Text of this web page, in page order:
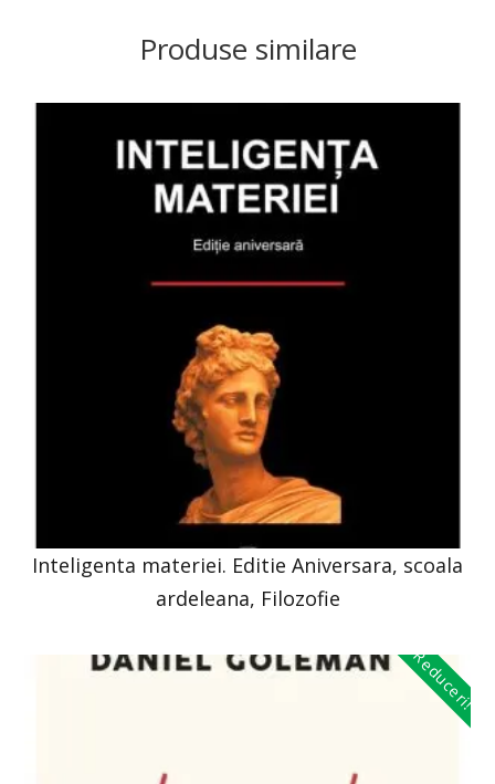
Produse similare
Inteligenta materiei. Editie Aniversara, scoala
ardeleana, Filozofie
Reduceri!